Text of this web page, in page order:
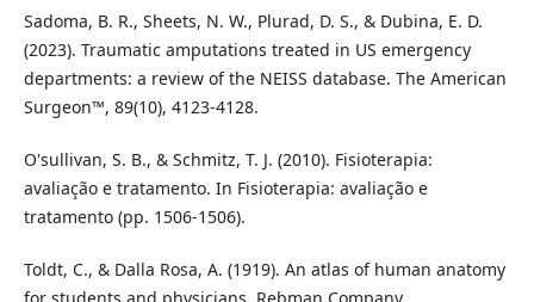
Sadoma, B. R., Sheets, N. W., Plurad, D. S., & Dubina, E. D.
(2023). Traumatic amputations treated in US emergency
departments: a review of the NEISS database. The American
Surgeon™, 89(10), 4123-4128.
O'sullivan, S. B., & Schmitz, T. J. (2010). Fisioterapia:
avaliação e tratamento. In Fisioterapia: avaliação e
tratamento (pp. 1506-1506).
Toldt, C., & Dalla Rosa, A. (1919). An atlas of human anatomy